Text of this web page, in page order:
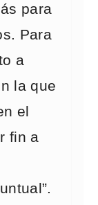
para
Para
a
la que
el
fin a